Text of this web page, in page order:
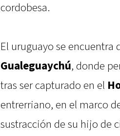
cordobesa.
El uruguayo se encuentra
Gualeguaychú, donde
tras ser capturado en el
entrerriano, en el marco
sustracción de su hijo de